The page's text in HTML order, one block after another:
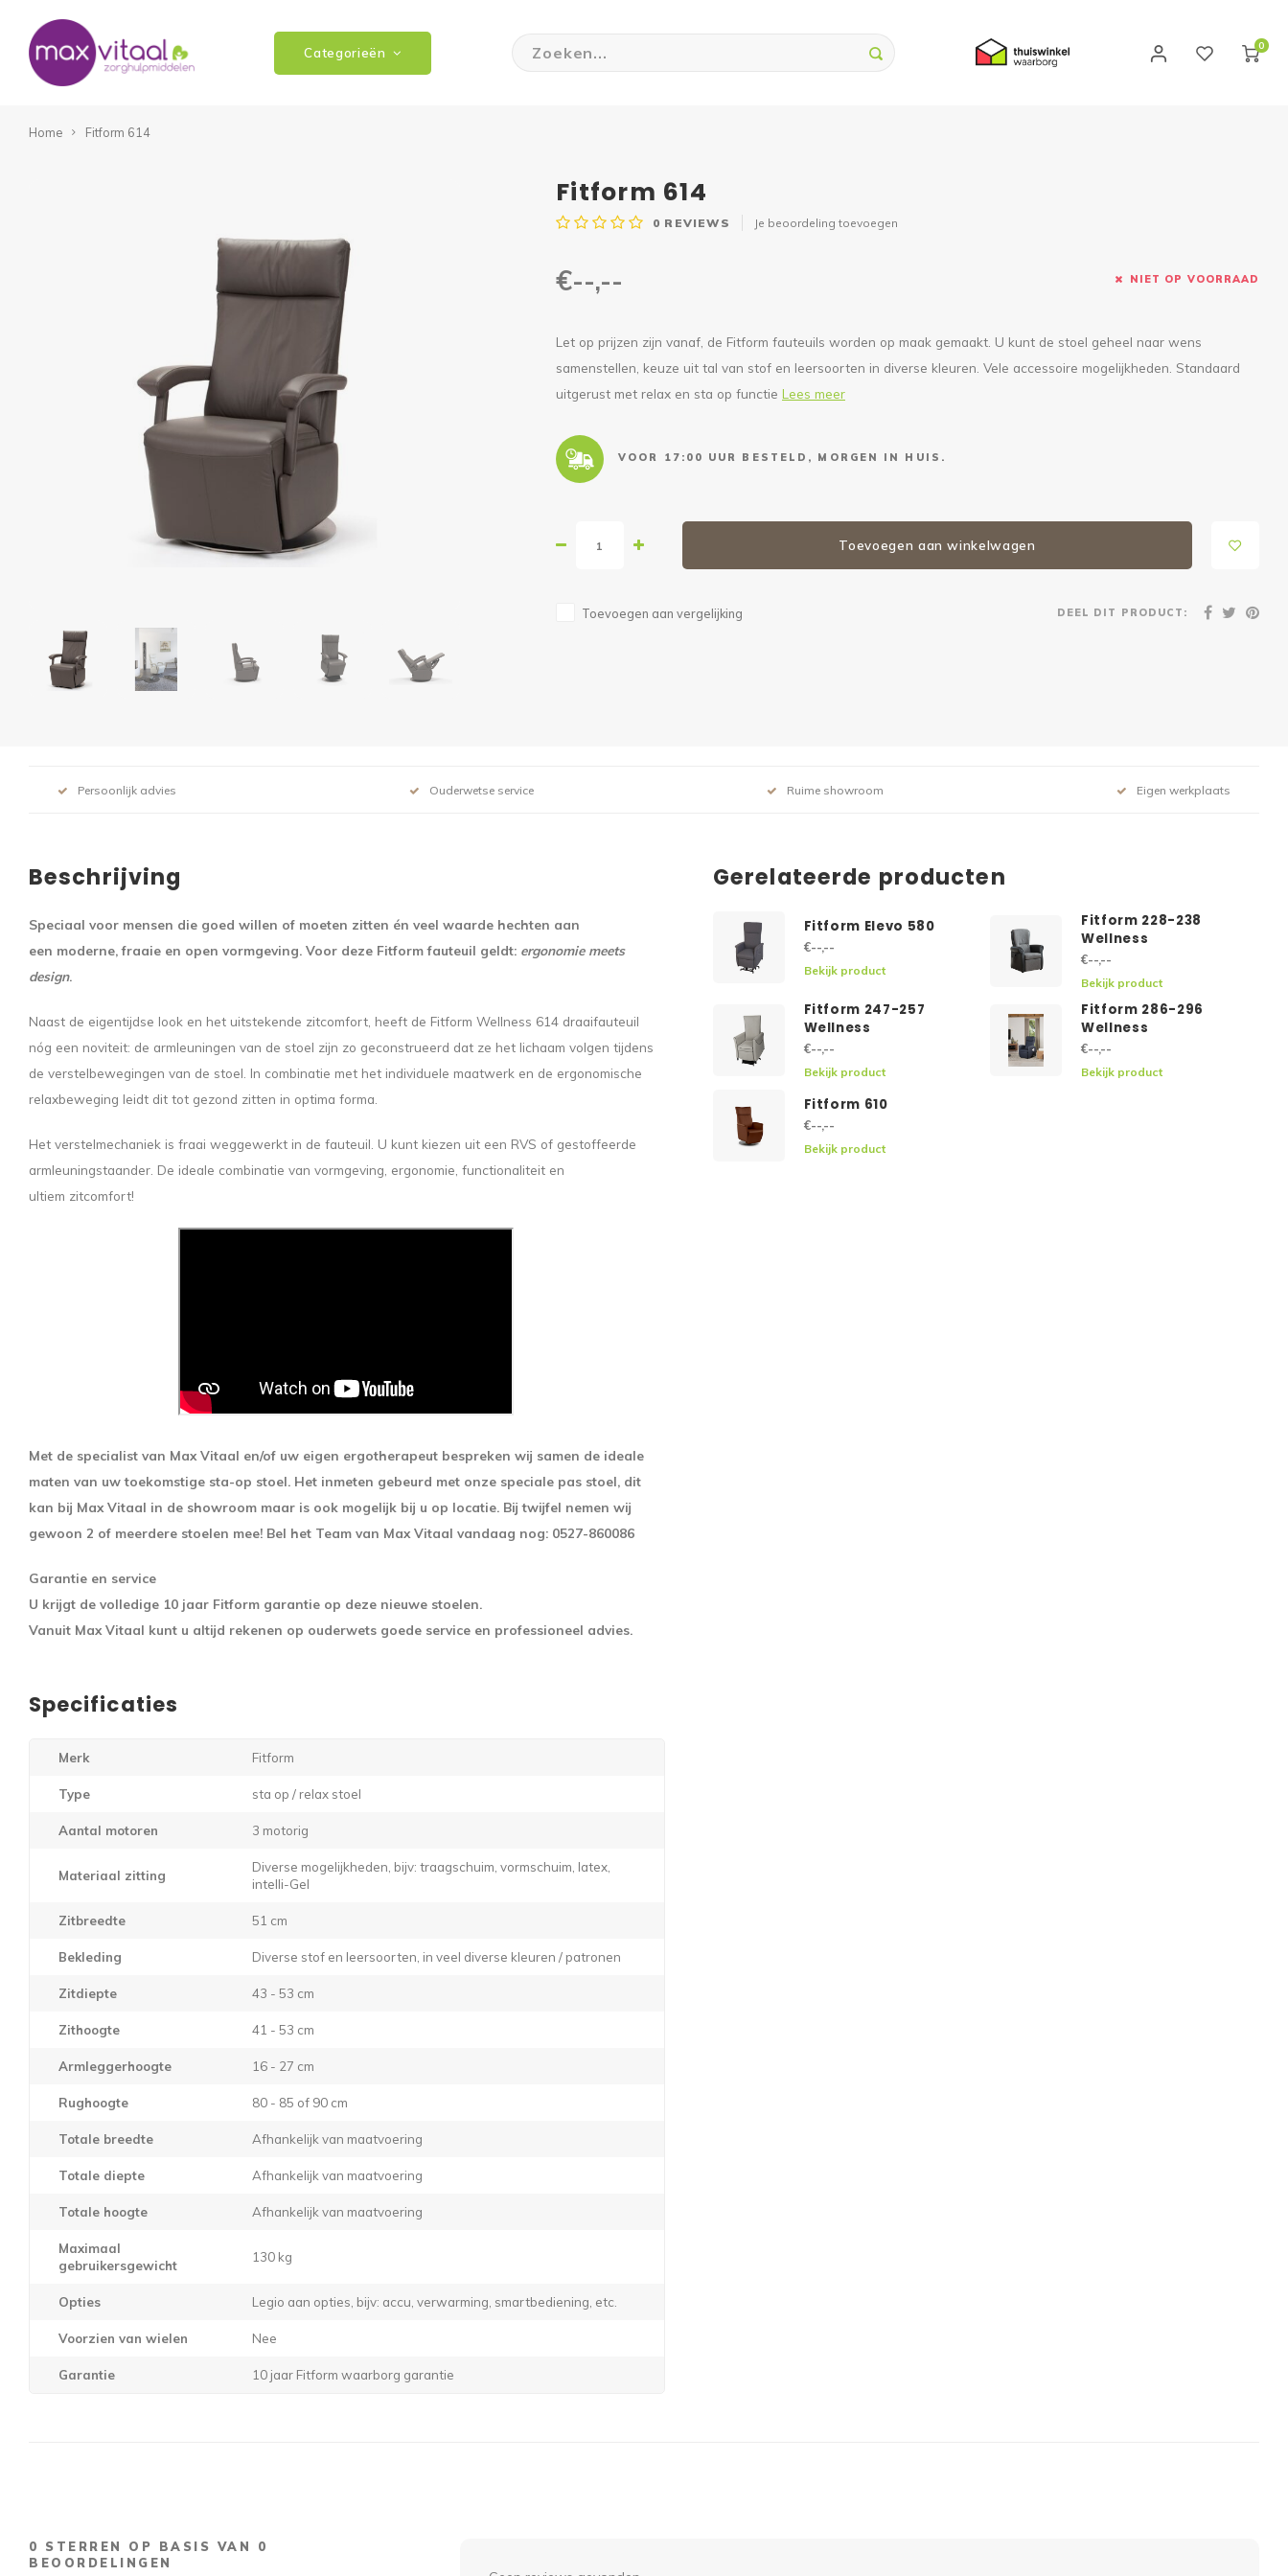
Categorieën 0
Home Fitform 614
Fitform 614
0 REVIEWS Je beoordeling toevoegen
€--,-- NIET OP VOORRAAD
Let op prijzen zijn vanaf, de Fitform fauteuils worden op maak gemaakt. U kunt de stoel geheel naar wens
samenstellen, keuze uit tal van stof en leersoorten in diverse kleuren. Vele accessoire mogelijkheden. Standaard
uitgerust met relax en sta op functie Lees meer
VOOR 17:00 UUR BESTELD, MORGEN IN HUIS.
Toevoegen aan winkelwagen
Toevoegen aan vergelijking DEEL DIT PRODUCT:
Persoonlijk advies Ouderwetse service Ruime showroom Eigen werkplaats
Beschrijving
Speciaal voor mensen die goed willen of moeten zitten én veel waarde hechten aan
een moderne, fraaie en open vormgeving. Voor deze Fitform fauteuil geldt: ergonomie meets
design.
Naast de eigentijdse look en het uitstekende zitcomfort, heeft de Fitform Wellness 614 draaifauteuil
nóg een noviteit: de armleuningen van de stoel zijn zo geconstrueerd dat ze het lichaam volgen tijdens
de verstelbewegingen van de stoel. In combinatie met het individuele maatwerk en de ergonomische
relaxbeweging leidt dit tot gezond zitten in optima forma.
Het verstelmechaniek is fraai weggewerkt in de fauteuil. U kunt kiezen uit een RVS of gestoffeerde
armleuningstaander. De ideale combinatie van vormgeving, ergonomie, functionaliteit en
ultiem zitcomfort!
Met de specialist van Max Vitaal en/of uw eigen ergotherapeut bespreken wij samen de ideale
maten van uw toekomstige sta-op stoel. Het inmeten gebeurd met onze speciale pas stoel, dit
kan bij Max Vitaal in de showroom maar is ook mogelijk bij u op locatie. Bij twijfel nemen wij
gewoon 2 of meerdere stoelen mee! Bel het Team van Max Vitaal vandaag nog: 0527-860086
Garantie en service
U krijgt de volledige 10 jaar Fitform garantie op deze nieuwe stoelen.
Vanuit Max Vitaal kunt u altijd rekenen op ouderwets goede service en professioneel advies.
Specificaties
Merk Fitform
Type sta op / relax stoel
Aantal motoren 3 motorig
Materiaal zitting
Diverse mogelijkheden, bijv: traagschuim, vormschuim, latex,
intelli-Gel
Zitbreedte 51 cm
Bekleding Diverse stof en leersoorten, in veel diverse kleuren / patronen
Zitdiepte 43 - 53 cm
Zithoogte 41 - 53 cm
Armleggerhoogte 16 - 27 cm
Rughoogte 80 - 85 of 90 cm
Totale breedte Afhankelijk van maatvoering
Totale diepte Afhankelijk van maatvoering
Totale hoogte Afhankelijk van maatvoering
Maximaal
gebruikersgewicht
130 kg
Opties Legio aan opties, bijv: accu, verwarming, smartbediening, etc.
Voorzien van wielen Nee
Garantie 10 jaar Fitform waarborg garantie
Gerelateerde producten
Fitform Elevo 580
€--,--
Bekijk product
Fitform 228-238
Wellness
€--,--
Bekijk product
Fitform 247-257
Wellness
€--,--
Bekijk product
Fitform 286-296
Wellness
€--,--
Bekijk product
Fitform 610
€--,--
Bekijk product
0 STERREN OP BASIS VAN 0
BEOORDELINGEN